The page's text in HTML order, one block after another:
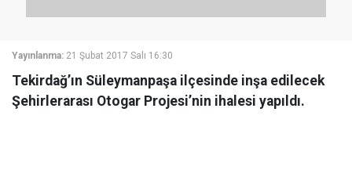
Yayınlanma: 21 Şubat 2017 Salı 16:30
Tekirdağ’ın Süleymanpaşa ilçesinde inşa edilecek
Şehirlerarası Otogar Projesi’nin ihalesi yapıldı.